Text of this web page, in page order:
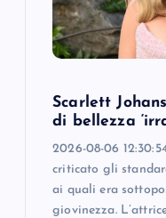
Scarlett
di bellezza
2026-08-06
criticato gli
ai quali era
giovinezza.